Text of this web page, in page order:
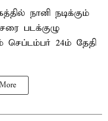
நானி நடிக்கும்
படக்குழு
செப்டம்பர் 24ம் தேதி